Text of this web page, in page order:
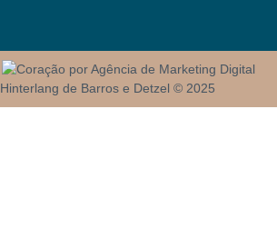
por Agência de Marketing Digital
Hinterlang de Barros e Detzel © 2025